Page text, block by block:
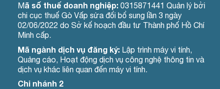
Mã số thuế doanh nghiệp:0315871441 Quản lý bởi
chi cục thuế Gò Vấp sửa đổi bổ sung lần 3 ngày
02/06/2022 do Sở kế hoạch đầu tư Thành phố Hồ Chí
Minh cấp.
Mã ngành dịch vụ đăng ký:Lập trình máy vi tính,
Quảng cáo, Hoạt động dịch vụ công nghệ thông tin và
dịch vụ khác liên quan đến máy vi tính.
Chi nhánh 2